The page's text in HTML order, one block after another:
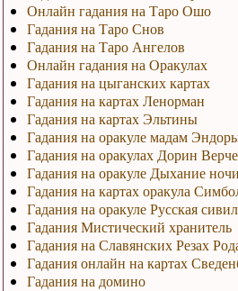
Онлайн гадания на Таро Ошо
Гадания на Таро Снов
Гадания на Таро Ангелов
Онлайн гадания на Оракулах
Гадания на цыганских картах
Гадания на картах Ленорман
Гадания на картах Эльтины
Гадания на оракуле мадам
Гадания на оракулах Дорин Верче
Гадания на оракуле Дыхание ночи
Гадания на картах оракула
Гадания на оракуле Русская
Гадания Мистический хранитель
Гадания на Славянских Резах
Гадания онлайн на картах
Гадания на домино